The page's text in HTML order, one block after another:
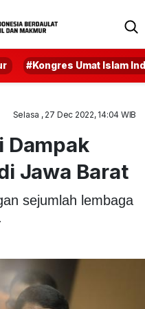
#Kongres Umat Islam
Selasa , 27 Dec 2022, 14:04 WIB
Dampak
Jawa Barat
sejumlah lembaga